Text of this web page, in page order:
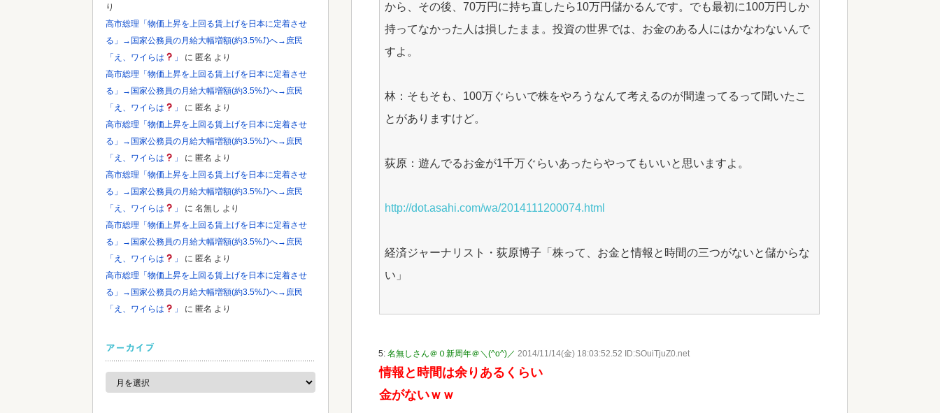
から、その後、70万円に持ち直したら10万円儲かるんです。でも最初に100万円しか
持ってなかった人は損したまま。投資の世界では、お金のある人にはかなわないんで
すよ。
林：そもそも、100万ぐらいで株をやろうなんて考えるのが間違ってるって聞いたこ
とがありますけど。
荻原：遊んでるお金が1千万ぐらいあったらやってもいいと思いますよ。
http://dot.asahi.com/wa/2014111200074.html
経済ジャーナリスト・荻原博子「株って、お金と情報と時間の三つがないと儲からな
い」
5: 名無しさん＠０新周年＠＼(^o^)／ 2014/11/14(金) 18:03:52.52 ID:SOuiTjuZ0.net
情報と時間は余りあるくらい
金がないｗｗ
り
高市総理「物価上昇を上回る賃上げを日本に定着させ
る」→国家公務員の月給大幅増額(約3.5%⤴)へ→庶民
「え、ワイらは
」 に 匿名 より
高市総理「物価上昇を上回る賃上げを日本に定着させ
る」→国家公務員の月給大幅増額(約3.5%⤴)へ→庶民
「え、ワイらは
」 に 匿名 より
高市総理「物価上昇を上回る賃上げを日本に定着させ
る」→国家公務員の月給大幅増額(約3.5%⤴)へ→庶民
「え、ワイらは
」 に 匿名 より
高市総理「物価上昇を上回る賃上げを日本に定着させ
る」→国家公務員の月給大幅増額(約3.5%⤴)へ→庶民
「え、ワイらは
」 に 名無し より
高市総理「物価上昇を上回る賃上げを日本に定着させ
る」→国家公務員の月給大幅増額(約3.5%⤴)へ→庶民
「え、ワイらは
」 に 匿名 より
高市総理「物価上昇を上回る賃上げを日本に定着させ
る」→国家公務員の月給大幅増額(約3.5%⤴)へ→庶民
「え、ワイらは
」 に 匿名 より
アーカイブ
ア
カ